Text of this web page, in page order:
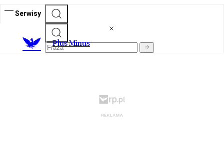
Serwisy
Plus Minus